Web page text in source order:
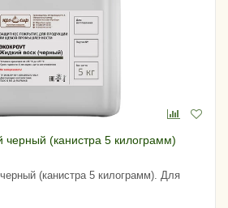
черный (канистра 5 килограмм)
(канистра 5 килограмм). Для